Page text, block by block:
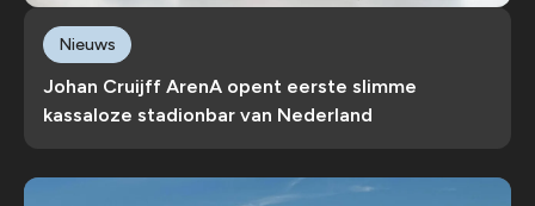
Johan Cruijff ArenA opent eerste slimme
kassaloze stadionbar van Nederland
Nieuws